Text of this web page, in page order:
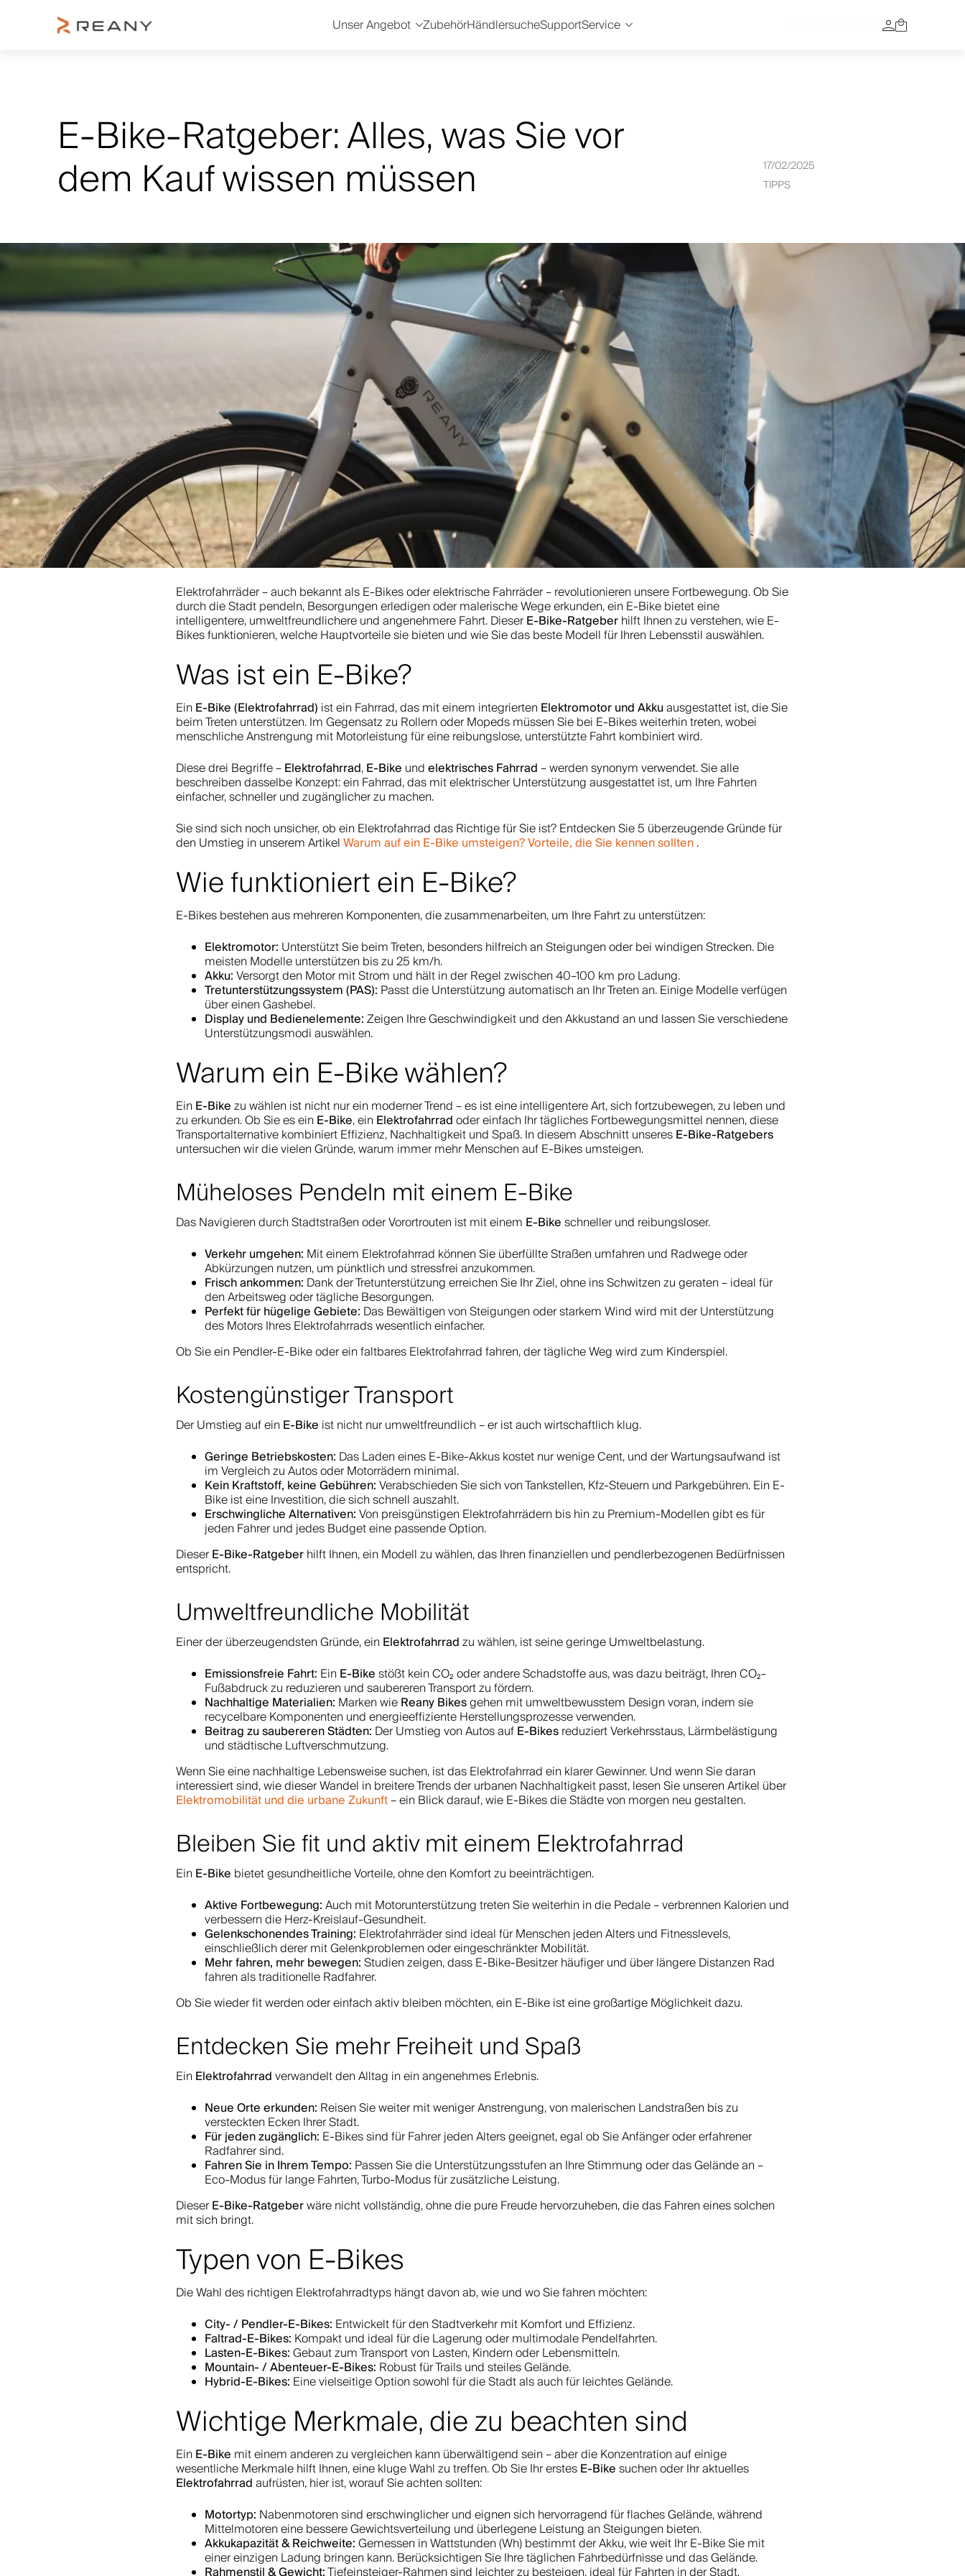
Unser Angebot ZubehörHändlersucheSupportService
E-Bike-Ratgeber: Alles, was Sie vor
dem Kauf wissen müssen
17/02/2025
TIPPS
Elektrofahrräder – auch bekannt als E-Bikes oder elektrische Fahrräder – revolutionieren unsere Fortbewegung. Ob Sie
durch die Stadt pendeln, Besorgungen erledigen oder malerische Wege erkunden, ein E-Bike bietet eine
intelligentere, umweltfreundlichere und angenehmere Fahrt. Dieser E-Bike-Ratgeber hilft Ihnen zu verstehen, wie E-
Bikes funktionieren, welche Hauptvorteile sie bieten und wie Sie das beste Modell für Ihren Lebensstil auswählen.
Was ist ein E-Bike?
Ein E-Bike (Elektrofahrrad) ist ein Fahrrad, das mit einem integrierten Elektromotor und Akku ausgestattet ist, die Sie
beim Treten unterstützen. Im Gegensatz zu Rollern oder Mopeds müssen Sie bei E-Bikes weiterhin treten, wobei
menschliche Anstrengung mit Motorleistung für eine reibungslose, unterstützte Fahrt kombiniert wird.
Diese drei Begriffe – Elektrofahrrad, E-Bike und elektrisches Fahrrad – werden synonym verwendet. Sie alle
beschreiben dasselbe Konzept: ein Fahrrad, das mit elektrischer Unterstützung ausgestattet ist, um Ihre Fahrten
einfacher, schneller und zugänglicher zu machen.
Sie sind sich noch unsicher, ob ein Elektrofahrrad das Richtige für Sie ist? Entdecken Sie 5 überzeugende Gründe für
den Umstieg in unserem Artikel Warum auf ein E-Bike umsteigen? Vorteile, die Sie kennen sollten .
Wie funktioniert ein E-Bike?
E-Bikes bestehen aus mehreren Komponenten, die zusammenarbeiten, um Ihre Fahrt zu unterstützen:
Elektromotor: Unterstützt Sie beim Treten, besonders hilfreich an Steigungen oder bei windigen Strecken. Die
meisten Modelle unterstützen bis zu 25 km/h.
Akku: Versorgt den Motor mit Strom und hält in der Regel zwischen 40–100 km pro Ladung.
Tretunterstützungssystem (PAS): Passt die Unterstützung automatisch an Ihr Treten an. Einige Modelle verfügen
über einen Gashebel.
Display und Bedienelemente: Zeigen Ihre Geschwindigkeit und den Akkustand an und lassen Sie verschiedene
Unterstützungsmodi auswählen.
Warum ein E-Bike wählen?
Ein E-Bike zu wählen ist nicht nur ein moderner Trend – es ist eine intelligentere Art, sich fortzubewegen, zu leben und
zu erkunden. Ob Sie es ein E-Bike, ein Elektrofahrrad oder einfach Ihr tägliches Fortbewegungsmittel nennen, diese
Transportalternative kombiniert Effizienz, Nachhaltigkeit und Spaß. In diesem Abschnitt unseres E-Bike-Ratgebers
untersuchen wir die vielen Gründe, warum immer mehr Menschen auf E-Bikes umsteigen.
Müheloses Pendeln mit einem E-Bike
Das Navigieren durch Stadtstraßen oder Vorortrouten ist mit einem E-Bike schneller und reibungsloser.
Verkehr umgehen: Mit einem Elektrofahrrad können Sie überfüllte Straßen umfahren und Radwege oder
Abkürzungen nutzen, um pünktlich und stressfrei anzukommen.
Frisch ankommen: Dank der Tretunterstützung erreichen Sie Ihr Ziel, ohne ins Schwitzen zu geraten – ideal für
den Arbeitsweg oder tägliche Besorgungen.
Perfekt für hügelige Gebiete: Das Bewältigen von Steigungen oder starkem Wind wird mit der Unterstützung
des Motors Ihres Elektrofahrrads wesentlich einfacher.
Ob Sie ein Pendler-E-Bike oder ein faltbares Elektrofahrrad fahren, der tägliche Weg wird zum Kinderspiel.
Kostengünstiger Transport
Der Umstieg auf ein E-Bike ist nicht nur umweltfreundlich – er ist auch wirtschaftlich klug.
Geringe Betriebskosten: Das Laden eines E-Bike-Akkus kostet nur wenige Cent, und der Wartungsaufwand ist
im Vergleich zu Autos oder Motorrädern minimal.
Kein Kraftstoff, keine Gebühren: Verabschieden Sie sich von Tankstellen, Kfz-Steuern und Parkgebühren. Ein E-
Bike ist eine Investition, die sich schnell auszahlt.
Erschwingliche Alternativen: Von preisgünstigen Elektrofahrrädern bis hin zu Premium-Modellen gibt es für
jeden Fahrer und jedes Budget eine passende Option.
Dieser E-Bike-Ratgeber hilft Ihnen, ein Modell zu wählen, das Ihren finanziellen und pendlerbezogenen Bedürfnissen
entspricht.
Umweltfreundliche Mobilität
Einer der überzeugendsten Gründe, ein Elektrofahrrad zu wählen, ist seine geringe Umweltbelastung.
Emissionsfreie Fahrt: Ein E-Bike stößt kein CO₂ oder andere Schadstoffe aus, was dazu beiträgt, Ihren CO₂-
Fußabdruck zu reduzieren und saubereren Transport zu fördern.
Nachhaltige Materialien: Marken wie Reany Bikesgehen mit umweltbewusstem Design voran, indem sie
recycelbare Komponenten und energieeffiziente Herstellungsprozesse verwenden.
Beitrag zu saubereren Städten: Der Umstieg von Autos auf E-Bikes reduziert Verkehrsstaus, Lärmbelästigung
und städtische Luftverschmutzung.
Wenn Sie eine nachhaltige Lebensweise suchen, ist das Elektrofahrrad ein klarer Gewinner. Und wenn Sie daran
interessiert sind, wie dieser Wandel in breitere Trends der urbanen Nachhaltigkeit passt, lesen Sie unseren Artikel über
Elektromobilität und die urbane Zukunft– ein Blick darauf, wie E-Bikes die Städte von morgen neu gestalten.
Bleiben Sie fit und aktiv mit einem Elektrofahrrad
Ein E-Bike bietet gesundheitliche Vorteile, ohne den Komfort zu beeinträchtigen.
Aktive Fortbewegung: Auch mit Motorunterstützung treten Sie weiterhin in die Pedale – verbrennen Kalorien und
verbessern die Herz-Kreislauf-Gesundheit.
Gelenkschonendes Training: Elektrofahrräder sind ideal für Menschen jeden Alters und Fitnesslevels,
einschließlich derer mit Gelenkproblemen oder eingeschränkter Mobilität.
Mehr fahren, mehr bewegen: Studien zeigen, dass E-Bike-Besitzer häufiger und über längere Distanzen Rad
fahren als traditionelle Radfahrer.
Ob Sie wieder fit werden oder einfach aktiv bleiben möchten, ein E-Bike ist eine großartige Möglichkeit dazu.
Entdecken Sie mehr Freiheit und Spaß
Ein Elektrofahrrad verwandelt den Alltag in ein angenehmes Erlebnis.
Neue Orte erkunden: Reisen Sie weiter mit weniger Anstrengung, von malerischen Landstraßen bis zu
versteckten Ecken Ihrer Stadt.
Für jeden zugänglich: E-Bikes sind für Fahrer jeden Alters geeignet, egal ob Sie Anfänger oder erfahrener
Radfahrer sind.
Fahren Sie in Ihrem Tempo: Passen Sie die Unterstützungsstufen an Ihre Stimmung oder das Gelände an –
Eco-Modus für lange Fahrten, Turbo-Modus für zusätzliche Leistung.
Dieser E-Bike-Ratgeberwäre nicht vollständig, ohne die pure Freude hervorzuheben, die das Fahren eines solchen
mit sich bringt.
Typen von E-Bikes
Die Wahl des richtigen Elektrofahrradtyps hängt davon ab, wie und wo Sie fahren möchten:
City- / Pendler-E-Bikes: Entwickelt für den Stadtverkehr mit Komfort und Effizienz.
Faltrad-E-Bikes: Kompakt und ideal für die Lagerung oder multimodale Pendelfahrten.
Lasten-E-Bikes: Gebaut zum Transport von Lasten, Kindern oder Lebensmitteln.
Mountain- / Abenteuer-E-Bikes: Robust für Trails und steiles Gelände.
Hybrid-E-Bikes: Eine vielseitige Option sowohl für die Stadt als auch für leichtes Gelände.
Wichtige Merkmale, die zu beachten sind
Ein E-Bike mit einem anderen zu vergleichen kann überwältigend sein – aber die Konzentration auf einige
wesentliche Merkmale hilft Ihnen, eine kluge Wahl zu treffen. Ob Sie Ihr erstes E-Bike suchen oder Ihr aktuelles
Elektrofahrrad aufrüsten, hier ist, worauf Sie achten sollten:
Motortyp: Nabenmotoren sind erschwinglicher und eignen sich hervorragend für flaches Gelände, während
Mittelmotoren eine bessere Gewichtsverteilung und überlegene Leistung an Steigungen bieten.
Akkukapazität & Reichweite: Gemessen in Wattstunden (Wh) bestimmt der Akku, wie weit Ihr E-Bike Sie mit
einer einzigen Ladung bringen kann. Berücksichtigen Sie Ihre täglichen Fahrbedürfnisse und das Gelände.
Tiefeinsteiger-Rahmen sind leichter zu besteigen, ideal für Fahrten in der Stadt.